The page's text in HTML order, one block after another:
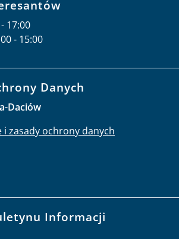
17:00
- 15:00
Danych
Daciów
zasady ochrony danych
Informacji